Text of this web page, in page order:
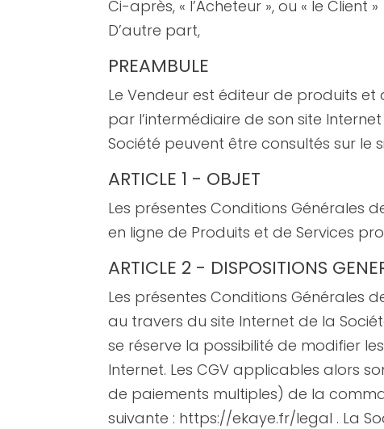
Ci-après, « l’Acheteur », ou « le Client »
D’autre part,
PREAMBULE
Le Vendeur est éditeur de produits
par l’intermédiaire de son site
Société peuvent être consultés sur le
ARTICLE 1 - OBJET
Les présentes Conditions Générales
en ligne de Produits et de Services
ARTICLE 2 - DISPOSITIONS
Les présentes Conditions Générales
au travers du site Internet de la
se réserve la possibilité de modifier
Internet. Les CGV applicables alors
de paiements multiples) de la
suivante : https://ekaye.fr/legal . La